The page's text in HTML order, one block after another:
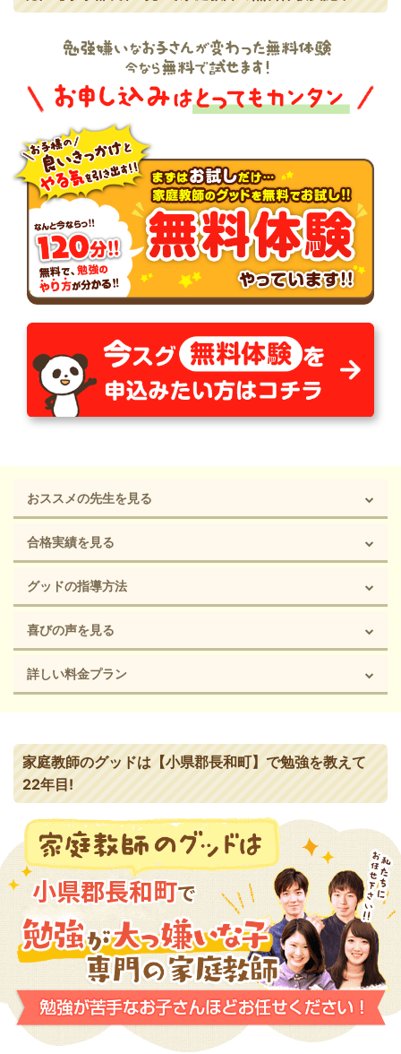
おススメの先生を見る
合格実績を見る
グッドの指導方法
喜びの声を見る
詳しい料金プラン
家庭教師のグッドは【小県郡長和町】で勉強を教えて
22年目!
小県郡長和町で